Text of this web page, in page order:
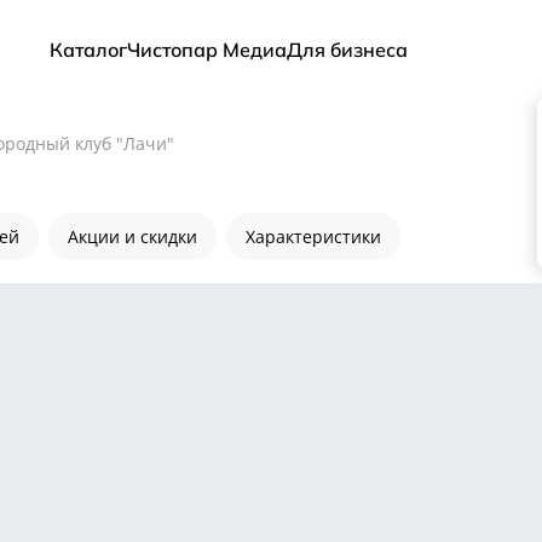
КаталогЧистопар МедиаДля бизнеса
клуб "Лачи"
Акции и скидки Характеристики